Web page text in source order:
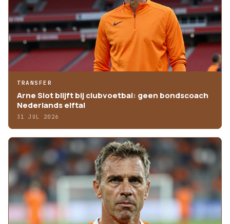
TRANSFER
Arne Slot blijft bij clubvoetbal: geen bondscoach
Nederlands elftal
31 JUL 2026